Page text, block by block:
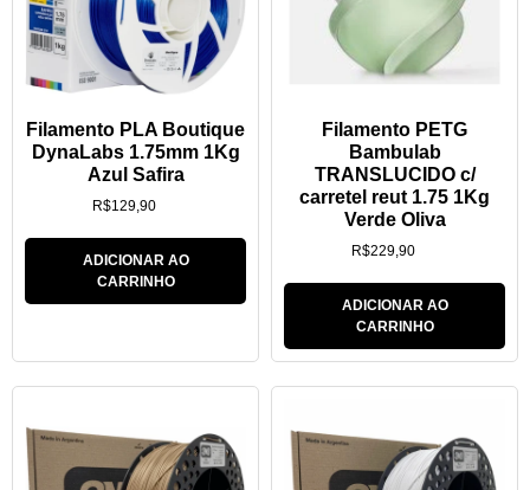
Filamento PLA Boutique
DynaLabs 1.75mm 1Kg
Azul Safira
R$129,90
ADICIONAR AO
CARRINHO
Filamento PETG
Bambulab
TRANSLUCIDO c/
carretel reut 1.75 1Kg
Verde Oliva
R$229,90
ADICIONAR AO
CARRINHO